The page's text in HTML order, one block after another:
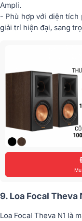
Ampli.
- Phù hợp với diện tích
giải trí hiện đại, sang
9. Loa Focal Theva
Loa Focal Theva N1 là